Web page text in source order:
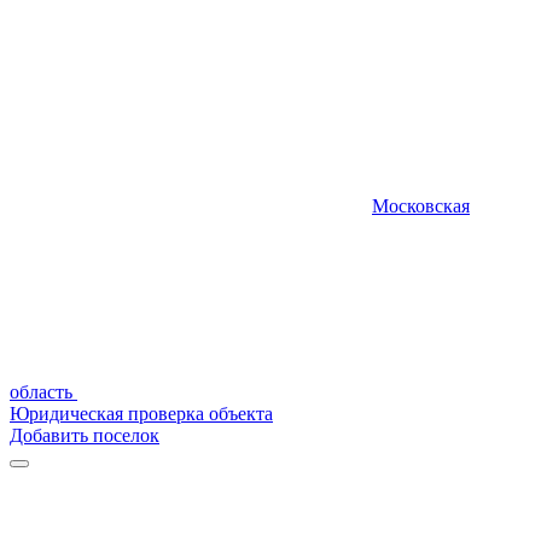
Московская
область
Юридическая проверка объекта
Добавить поселок